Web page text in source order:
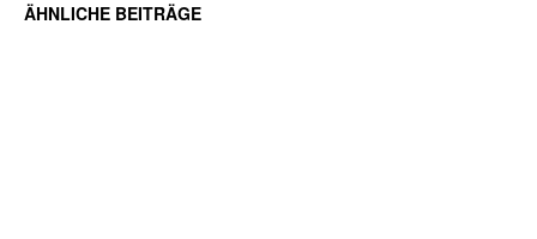
ÄHNLICHE BEITRÄGE